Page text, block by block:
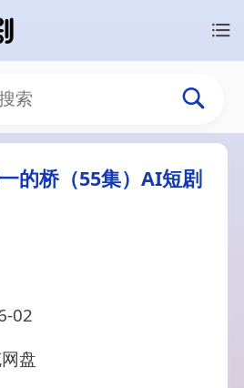
的桥（55集）AI短剧
02
盘